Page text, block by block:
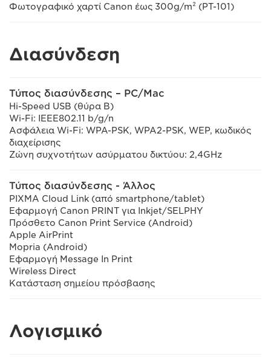
Φωτογραφικό χαρτί Canon έως 300g/m² (PT-101)
Διασύνδεση
Τύπος διασύνδεσης – PC/Mac
Hi-Speed USB (θύρα B)
Wi-Fi: IEEE802.11 b/g/n
Ασφάλεια Wi-Fi: WPA-PSK, WPA2-PSK, WEP, κωδικός
διαχείρισης
Ζώνη συχνοτήτων ασύρματου δικτύου: 2,4GHz
Τύπος διασύνδεσης - Άλλος
PIXMA Cloud Link (από smartphone/tablet)
Εφαρμογή Canon PRINT για Inkjet/SELPHY
Πρόσθετο Canon Print Service (Android)
Apple AirPrint
Mopria (Android)
Εφαρμογή Message In Print
Wireless Direct
Κατάσταση σημείου πρόσβασης
Λογισμικό